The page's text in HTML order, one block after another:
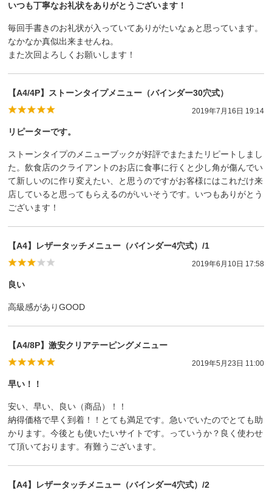
いつも丁寧なお礼状をありがとうございます！
毎回手書きのお礼状が入っていてありがたいなぁと思っています。
なかなか真似出来ませんね。
また次回よろしくお願いします！
【A4/4P】ストーンタイプメニュー（バインダー30穴式）
2019年7月16日 19:14
リピーターです。
ストーンタイプのメニューブックが好評でまたまたリピートしまし
た。飲食店のクライアントのお店に食事に行くと少し角が傷んでい
て新しいのに作り変えたい、と思うのですがお客様にはこれだけ来
店していると思ってもらえるのがいいそうです。いつもありがとう
ございます！
【A4】レザータッチメニュー（バインダー4穴式）/1
2019年6月10日 17:58
良い
高級感がありGOOD
【A4/8P】激安クリアテーピングメニュー
2019年5月23日 11:00
早い！！
安い、早い、良い（商品）！！
納得価格で早く到着！！とても満足です。急いでいたのでとても助
かります。今後とも使いたいサイトです。っていうか？良く使わせ
て頂いております。有難うございます。
【A4】レザータッチメニュー（バインダー4穴式）/2